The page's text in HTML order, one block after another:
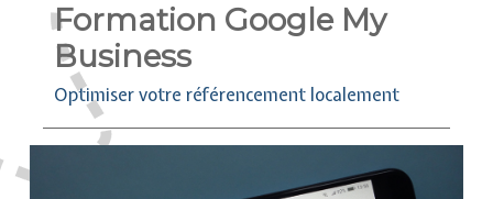
Formation Google My
Business
Optimiser votre référencement localement